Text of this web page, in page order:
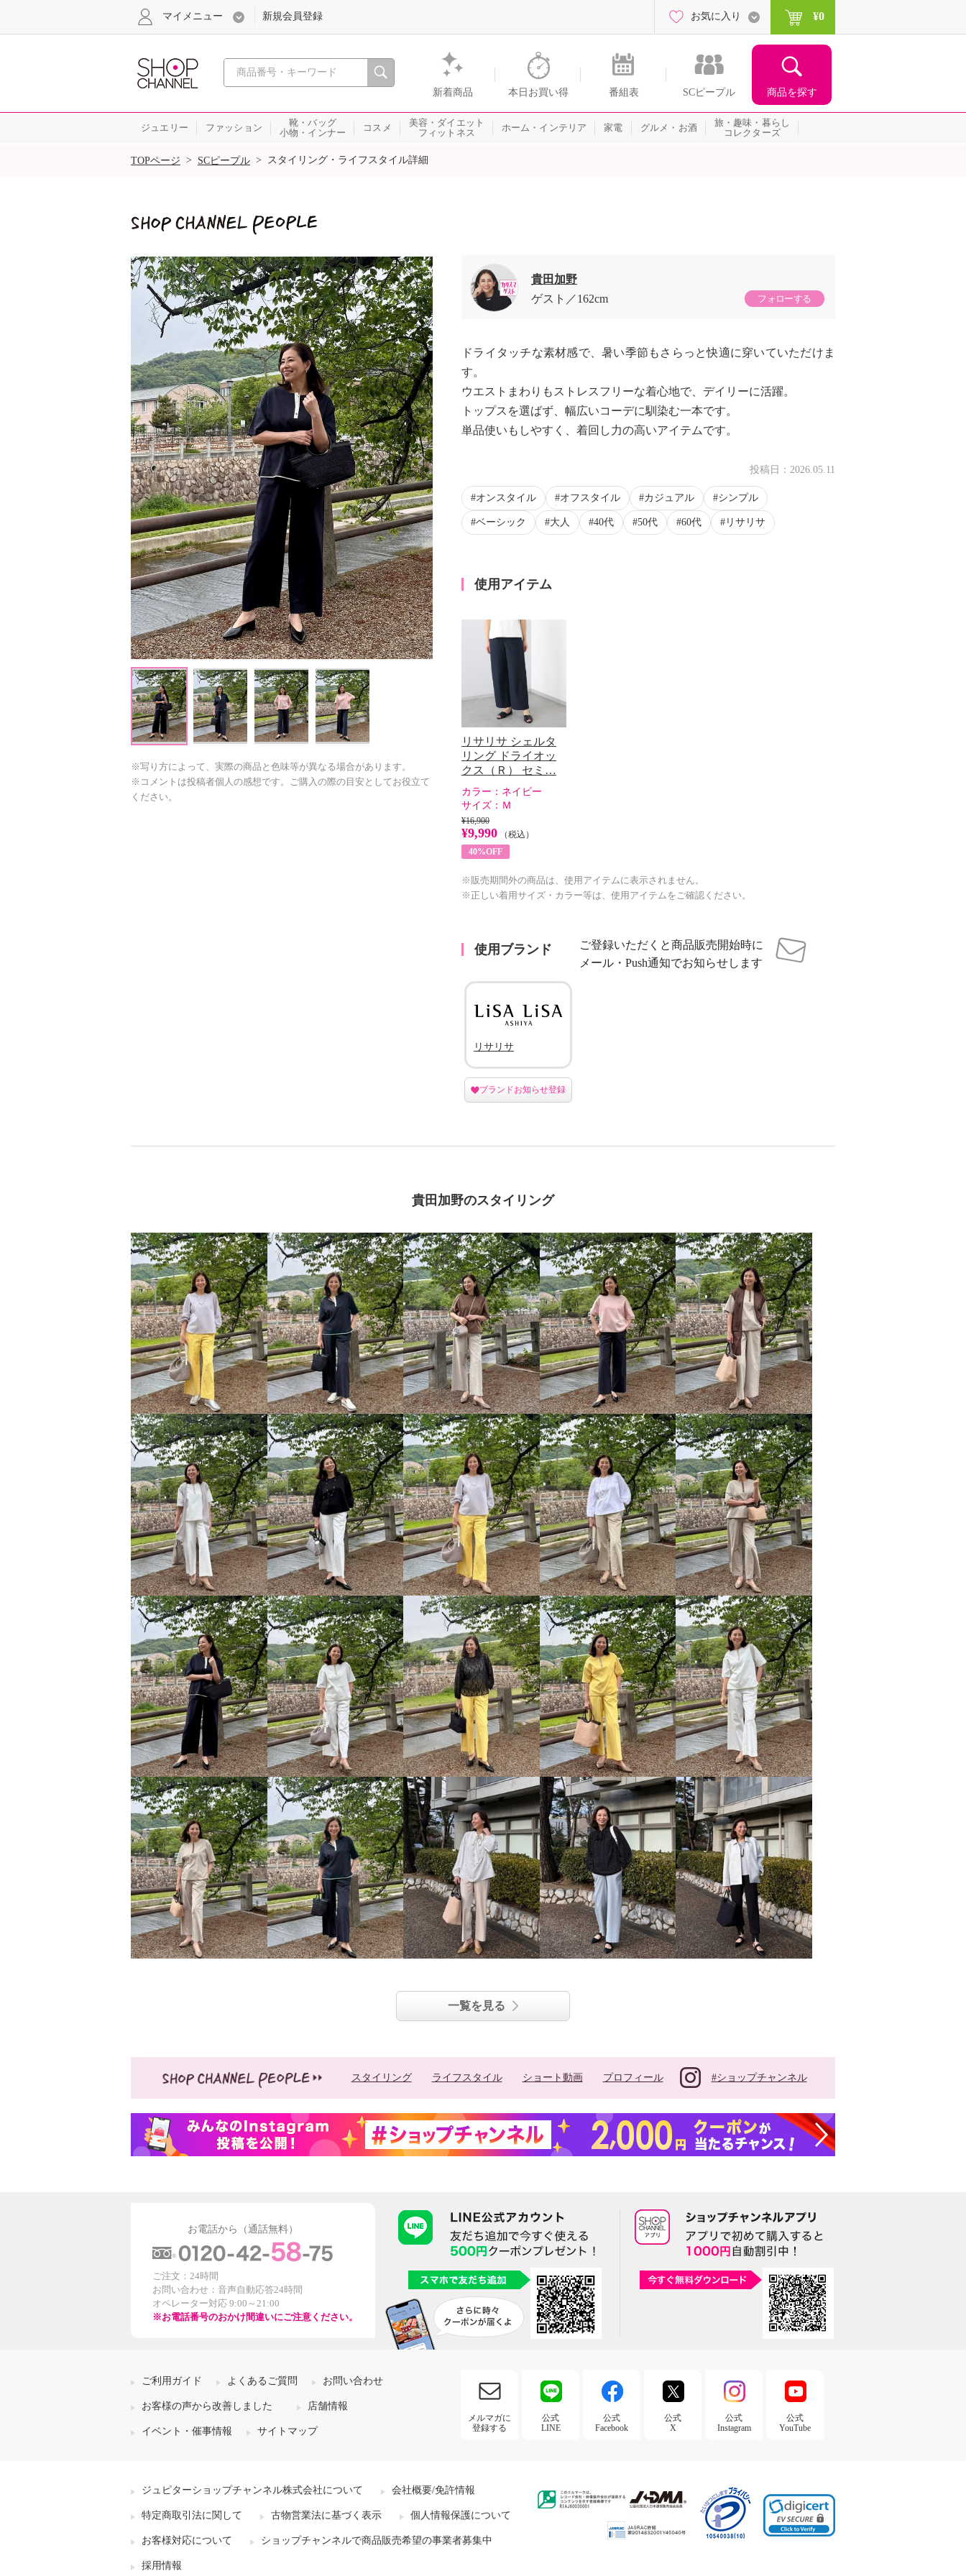
心おどる、瞬間を。通販・テレビショッピングのショップチャンネル
新着商品 本日お買い得 番組表 SCピープル 商品を探す
マイメニュー 新規会員登録 お気に入り ¥0
ジュエリー ファッション
靴・バッグ
小物・インナー
コスメ
美容・ダイエット
フィットネス
ホーム・インテリア 家電 グルメ・お酒
旅・趣味・暮らし
コレクターズ
SALE
TOPページ > SCピープル > スタイリング・ライフスタイル詳細
Next
※写り方によって、実際の商品と色味等が異なる場合があります。
※コメントは投稿者個人の感想です。ご購入の際の目安としてお役立て
ください。
貴田加野
ゲスト
162cm フォローする
ドライタッチな素材感で、暑い季節もさらっと快適に穿いていただけま
す。
ウエストまわりもストレスフリーな着心地で、デイリーに活躍。
トップスを選ばず、幅広いコーデに馴染む一本です。
単品使いもしやすく、着回し力の高いアイテムです。
投稿日： 2026.05.11
オンスタイル オフスタイル カジュアル シンプル
ベーシック 大人 40代 50代 60代 リサリサ
使用アイテム
リサリサ シェルタ
リング ドライオッ
クス（Ｒ） セミ…
カラー： ネイビー
サイズ： Ｍ
¥16,900
¥9,990
（税込）
40%OFF
※販売期間外の商品は、使用アイテムに表示されません。
※正しい着用サイズ・カラー等は、使用アイテムをご確認ください。
使用ブランド
ご登録いただくと商品販売開始時に
メール・Push通知でお知らせします
リサリサ
ブランドお知らせ登録
貴田加野のスタイリング
一覧を見る
スタイリング ライフスタイル ショート動画 プロフィール #ショップチャンネル
お電話から（通話無料）
ご注文：24時間
お問い合わせ：音声自動応答24時間
オペレーター対応 9:00～21:00
※お電話番号のおかけ間違いにご注意ください。
ご利用ガイド よくあるご質問 お問い合わせ
お客様の声から改善しました 店舗情報
イベント・催事情報 サイトマップ
メルマガに
登録する
公式
LINE
公式
Facebook
公式
X
公式
Instagram
公式
YouTube
ジュピターショップチャンネル株式会社について 会社概要/免許情報
特定商取引法に関して 古物営業法に基づく表示 個人情報保護について
お客様対応について ショップチャンネルで商品販売希望の事業者募集中
採用情報